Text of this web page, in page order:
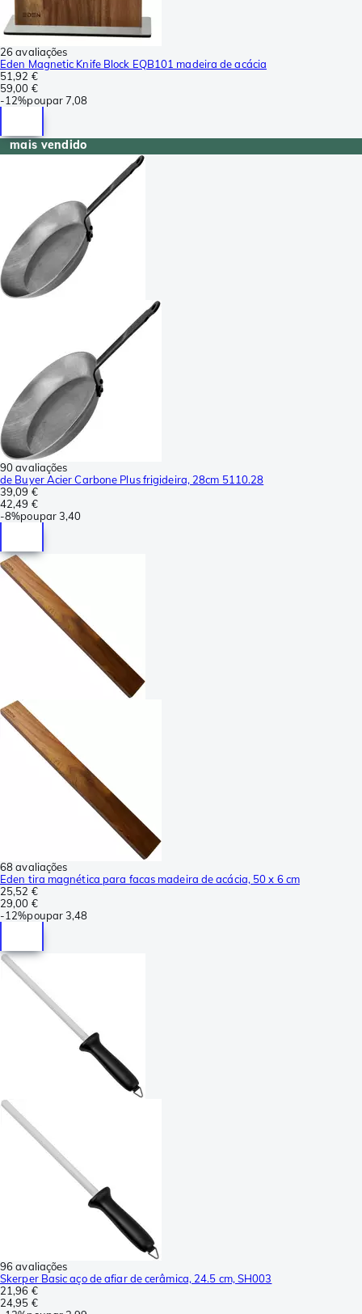
26 avaliações
Eden Magnetic Knife Block EQB101 madeira de acácia
51,92 €
59,00 €
-12%poupar7,08
mais vendido
90 avaliações
de Buyer Acier Carbone Plus frigideira, 28cm 5110.28
39,09 €
42,49 €
-8%poupar3,40
68 avaliações
Eden tira magnética para facas madeira de acácia, 50 x 6 cm
25,52 €
29,00 €
-12%poupar3,48
96 avaliações
Skerper Basic aço de afiar de cerâmica, 24.5 cm, SH003
21,96 €
24,95 €